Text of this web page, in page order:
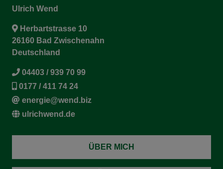
Ulrich Wend
Herbartstrasse 10
26160 Bad Zwischenahn
Deutschland
04403 / 939 70 99
0177 / 411 74 24
energie@wend.biz
ulrichwend.de
ÜBER MICH